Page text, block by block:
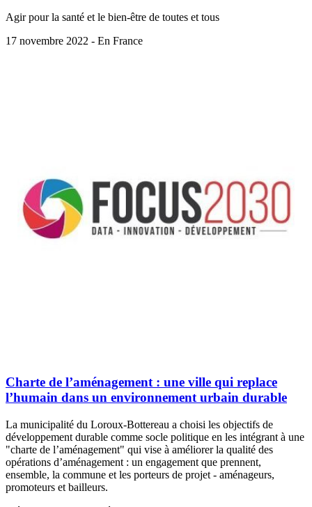
Agir pour la santé et le bien-être de toutes et tous
17 novembre 2022 - En France
Charte de l’aménagement : une ville qui replace
l’humain dans un environnement urbain durable
La municipalité du Loroux-Bottereau a choisi les objectifs de
développement durable comme socle politique en les intégrant à une
"charte de l’aménagement" qui vise à améliorer la qualité des
opérations d’aménagement : un engagement que prennent,
ensemble, la commune et les porteurs de projet - aménageurs,
promoteurs et bailleurs.